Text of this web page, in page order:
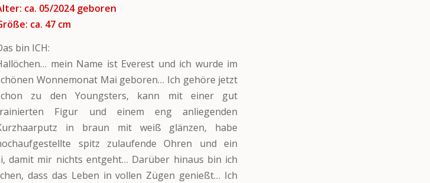
ca. 05/2024 geboren
ca. 47 cm
bin ICH:
mein Name ist Everest und ich wurde im
Wonnemonat Mai geboren… Ich gehöre jetzt
zu den Youngsters, kann mit einer gut
Figur und einem eng anliegenden
in braun mit weiß glänzen, habe
spitz zulaufende Ohren und ein
damit mir nichts entgeht… Darüber hinaus bin ich
dass das Leben in vollen Zügen genießt… Ich